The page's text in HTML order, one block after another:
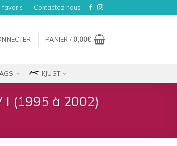
favoris Contactez-nous
PANIER / 0,00€
KJUST
I (1995 à 2002)